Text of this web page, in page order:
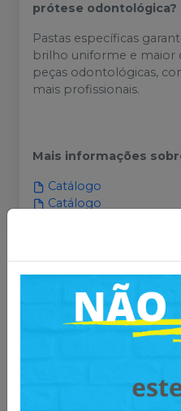
prótese odontológica?
Pastas específicas
brilho uniforme e maior
peças odontológicas,
mais profissionais.
Mais informações
Catálogo
Catálogo
Você
desses